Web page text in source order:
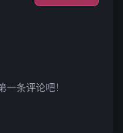
条评论吧！